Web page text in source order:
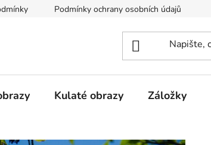
Podmínky ochrany osobních údajů
Kulaté obrazy Záložky